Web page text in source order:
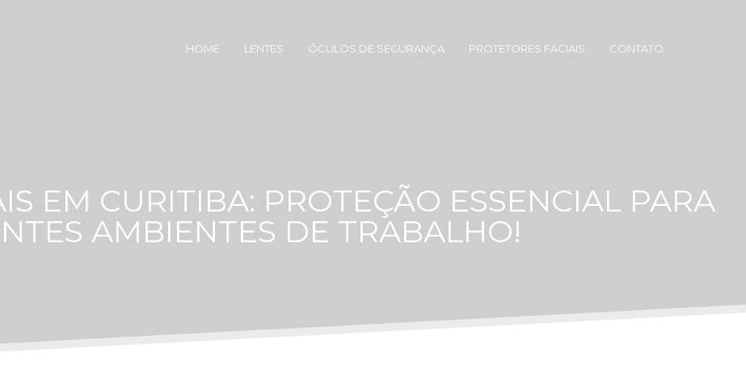
HOME LENTES ÓCULOS DE SEGURANÇA PROTETORES FACIAIS CONTATO
EM CURITIBA: PROTEÇÃO ESSENCIAL PARA
AMBIENTES DE TRABALHO!